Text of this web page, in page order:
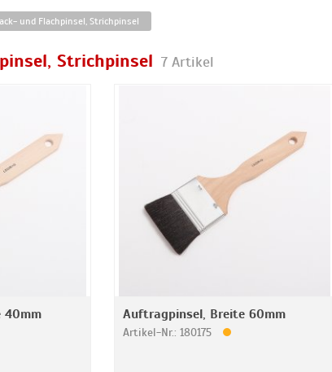
und Flachpinsel, Strichpinsel
Strichpinsel 7 Artikel
40mm Auftragpinsel, Breite 60mm
Artikel-Nr.: 180175